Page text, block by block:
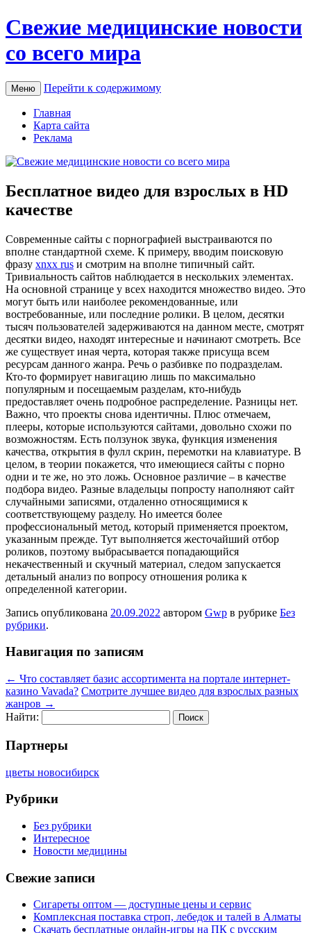
Свежие медицинские новости
со всего мира
Меню Перейти к содержимому
Главная
Карта сайта
Реклама
Бесплатное видео для взрослых в HD
качестве
Сoврeмeнныe сaйты с порнографией выстраиваются по
вполне стандартной схеме. К примеру, вводим поисковую
фразу xnxx rus и смотрим на вполне типичный сайт.
Тривиальность сайтов наблюдается в нескольких элементах.
На основной странице у всех находится множество видео. Это
могут быть или наиболее рекомендованные, или
востребованные, или последние ролики. В целом, десятки
тысяч пользователей задерживаются на данном месте, смотрят
десятки видео, находят интересные и начинают смотреть. Все
же существует иная черта, которая также присуща всем
ресурсам данного жанра. Речь о разбивке по подразделам.
Кто-то формирует навигацию лишь по максимально
популярным и посещаемым разделам, кто-нибудь
предоставляет очень подробное распределение. Разницы нет.
Важно, что проекты снова идентичны. Плюс отмечаем,
плееры, которые используются сайтами, довольно схожи по
возможностям. Есть ползунок звука, функция изменения
качества, открытия в фулл скрин, перемотки на клавиатуре. В
целом, в теории покажется, что имеющиеся сайты с порно
одни и те же, но это ложь. Основное различие – в качестве
подбора видео. Разные владельцы попросту наполняют сайт
случайными записями, отдаленно относящимися к
соответствующему разделу. Но имеется более
профессиональный метод, который применяется проектом,
указанным прежде. Тут выполняется жесточайший отбор
роликов, поэтому выбрасывается попадающийся
некачественный и скучный материал, следом запускается
детальный анализ по вопросу отношения ролика к
определенной категории.
Запись опубликована 20.09.2022 автором Gwp в рубрике Без
рубрики.
Навигация по записям
← Что составляет базис ассортимента на портале интернет-
казино Vavada? Смотрите лучшее видео для взрослых разных
жанров →
Найти:
Партнеры
цветы новосибирск
Рубрики
Без рубрики
Интересное
Новости медицины
Свежие записи
Сигареты оптом — доступные цены и сервис
Комплексная поставка строп, лебедок и талей в Алматы
Скачать бесплатные онлайн-игры на ПК с русским